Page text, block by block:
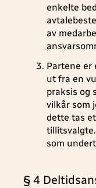
enkelte
av
Partene er
ut fra en
praksis og
vilkår som
dette tas
som
§ 4